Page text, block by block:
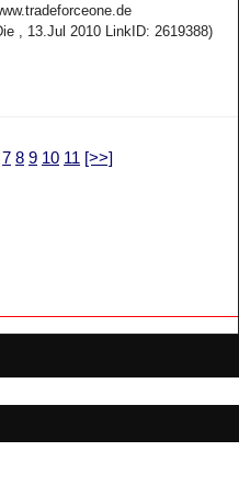
, 13.Jul 2010 LinkID: 2619388)
7 8 9 10 11 [>>]